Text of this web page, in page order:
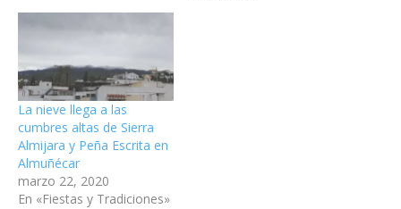
La nieve llega a las
cumbres altas de Sierra
Almijara y Peña Escrita en
Almuñécar
marzo 22, 2020
En «Fiestas y Tradiciones»